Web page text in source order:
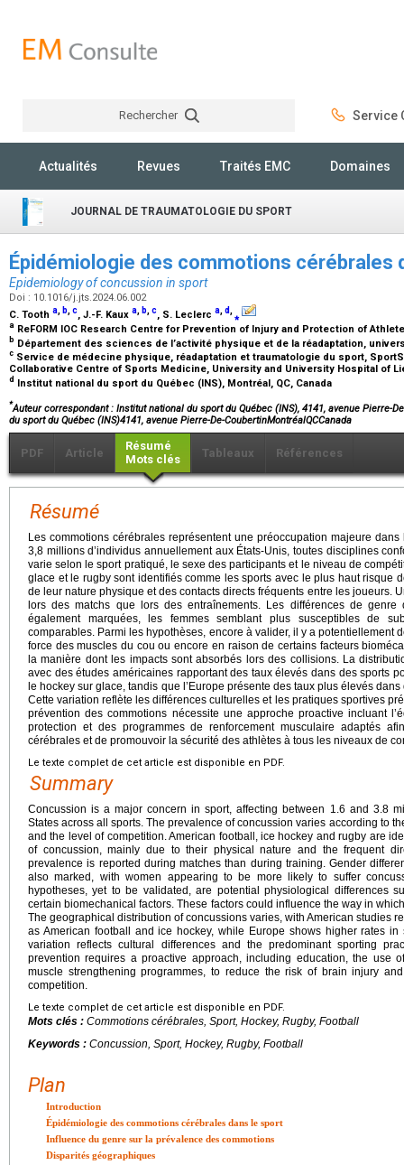
Rechercher Service
Actualités Revues Traités EMC Domaines
JOURNAL DE TRAUMATOLOGIE DU SPORT
Épidémiologie des commotions cérébrales
Epidemiology of concussion in sport
Doi : 10.1016/j.jts.2024.06.002
C. Tooth a, b,c, J.-F. Kaux a, b,c, S. Leclerc a,d,⁎
a ReFORM IOC Research Centre for Prevention of Injury and Protection of
b Département des sciences de l’activité physique et de la réadaptation,
c Service de médecine physique, réadaptation et traumatologie du sport, SportS
Collaborative Centre of Sports Medicine, University and University Hospital of
d Institut national du sport du Québec (INS), Montréal, QC, Canada
*Auteur correspondant : Institut national du sport du Québec (INS), 4141, avenue Pierre-
du sport du Québec (INS)4141, avenue Pierre-De-CoubertinMontréalQCCanada
PDF Article
Résumé
Mots clés
Tableaux Références
Résumé
Les commotions cérébrales représentent une préoccupation majeure
3,8 millions d’individus annuellement aux États-Unis, toutes disciplines
varie selon le sport pratiqué, le sexe des participants et le niveau de
glace et le rugby sont identifiés comme les sports avec le plus haut risque
de leur nature physique et des contacts directs fréquents entre les joueurs.
lors des matchs que lors des entraînements. Les différences de genre
également marquées, les femmes semblant plus susceptibles de
comparables. Parmi les hypothèses, encore à valider, il y a potentiellement
force des muscles du cou ou encore en raison de certains facteurs
la manière dont les impacts sont absorbés lors des collisions. La
avec des études américaines rapportant des taux élevés dans des sports
le hockey sur glace, tandis que l’Europe présente des taux plus élevés
Cette variation reflète les différences culturelles et les pratiques sportives
prévention des commotions nécessite une approche proactive incluant
protection et des programmes de renforcement musculaire adaptés
cérébrales et de promouvoir la sécurité des athlètes à tous les niveaux de
Le texte complet de cet article est disponible en PDF.
Summary
Concussion is a major concern in sport, affecting between 1.6 and 3.8
States across all sports. The prevalence of concussion varies according to
and the level of competition. American football, ice hockey and rugby are
of concussion, mainly due to their physical nature and the frequent
prevalence is reported during matches than during training. Gender
also marked, with women appearing to be more likely to suffer
hypotheses, yet to be validated, are potential physiological differences
certain biomechanical factors. These factors could influence the way in
The geographical distribution of concussions varies, with American studies
as American football and ice hockey, while Europe shows higher rates
variation reflects cultural differences and the predominant sporting
prevention requires a proactive approach, including education, the use
muscle strengthening programmes, to reduce the risk of brain injury
competition.
Le texte complet de cet article est disponible en PDF.
Mots clés : Commotions cérébrales, Sport, Hockey, Rugby, Football
Keywords : Concussion, Sport, Hockey, Rugby, Football
Plan
Introduction
Épidémiologie des commotions cérébrales dans le sport
Influence du genre sur la prévalence des commotions
Disparités géographiques